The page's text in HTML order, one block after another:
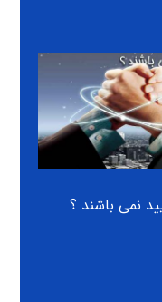
نمی باشند ؟